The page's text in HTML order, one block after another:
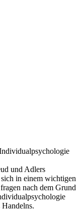
und Adlers
in einem wichtigen
nach dem Grund
Handelns.